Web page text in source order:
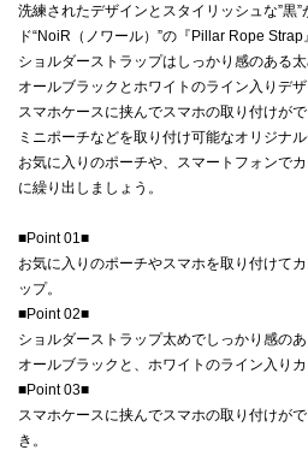
洗練されたデザインとスタイリッシュな”黒
ド“NoiR（ノワール）”の『Pillar Rope Strap
ショルダーストラップはしっかり感のある
オールブラックとホワイトのライン入りデザ
スマホケースに挟んでスマホの取り付けが
ミニポーチなどを取り付け可能なオリジナ
お気に入りのポーチや、スマートフォンで
に繰り出しましょう。
■Point 01■
お気に入りのポーチやスマホを取り付けて
ップ。
■Point 02■
ショルダーストラップ太めでしっかり感のあ
オールブラックと、ホワイトのライン入りカ
■Point 03■
スマホケースに挟んでスマホの取り付けが
き。